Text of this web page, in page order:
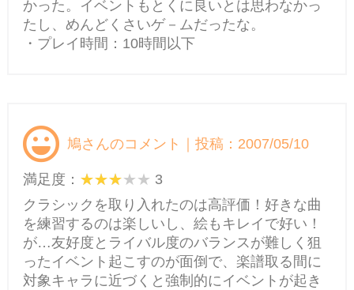
かった。イベントもとくに良いとは思わなかっ
たし、めんどくさいゲ－ムだったな。
・プレイ時間：10時間以下
鳩さんのコメント｜投稿：2007/05/10
満足度：
3
クラシックを取り入れたのは高評価！好きな曲
を練習するのは楽しいし、絵もキレイで好い！
が…友好度とライバル度のバランスが難しく狙
ったイベント起こすのが面倒で、楽譜取る間に
対象キャラに近づくと強制的にイベントが起き